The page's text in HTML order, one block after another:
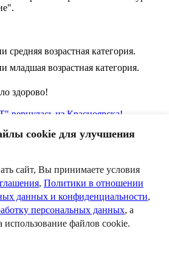
средняя возрастная категория.
младшая возрастная категория.
здорово!
чтобы комментировать.
Политика в отношении
данных
cookie для улучшения
сайт, Вы принимаете условия
, Политики в отношении
данных и конфиденциальности,
персональных данных, а
использование файлов cookie.